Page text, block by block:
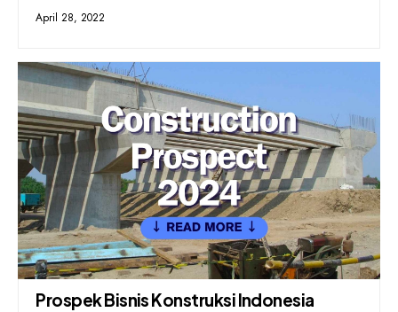
April 28, 2022
Prospek Bisnis Konstruksi Indonesia